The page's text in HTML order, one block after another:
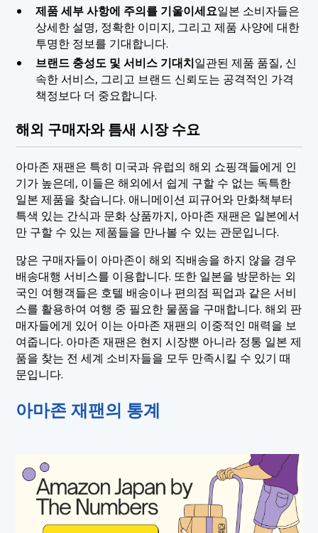
제품 세부 사항에 주의를 기울이세요일본 소비자들은
상세한 설명, 정확한 이미지, 그리고 제품 사양에 대한
투명한 정보를 기대합니다.
브랜드 충성도 및 서비스 기대치일관된 제품 품질, 신
속한 서비스, 그리고 브랜드 신뢰도는 공격적인 가격
책정보다 더 중요합니다.
해외 구매자와 틈새 시장 수요
아마존 재팬은 특히 미국과 유럽의 해외 쇼핑객들에게 인
기가 높은데, 이들은 해외에서 쉽게 구할 수 없는 독특한
일본 제품을 찾습니다. 애니메이션 피규어와 만화책부터
특색 있는 간식과 문화 상품까지, 아마존 재팬은 일본에서
만 구할 수 있는 제품들을 만나볼 수 있는 관문입니다.
많은 구매자들이 아마존이 해외 직배송을 하지 않을 경우
배송대행 서비스를 이용합니다. 또한 일본을 방문하는 외
국인 여행객들은 호텔 배송이나 편의점 픽업과 같은 서비
스를 활용하여 여행 중 필요한 물품을 구매합니다. 해외 판
매자들에게 있어 이는 아마존 재팬의 이중적인 매력을 보
여줍니다. 아마존 재팬은 현지 시장뿐 아니라 정통 일본 제
품을 찾는 전 세계 소비자들을 모두 만족시킬 수 있기 때
문입니다.
아마존 재팬의 통계